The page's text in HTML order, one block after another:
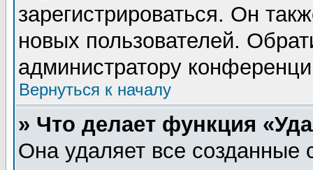
зарегистрироваться. Он
новых пользователей.
администратору
Вернуться к началу
» Что делает функция
Она удаляет все созданные